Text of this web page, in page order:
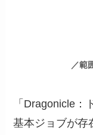
／範
「Dragonicle
基本ジョブが存